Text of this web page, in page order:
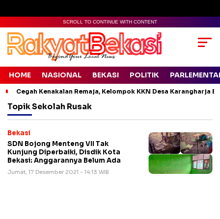
SCROLL TO CONTINUE WITH CONTENT
HOME NASIONAL BEKASI POLITIK
Cegah Kenakalan Remaja, Kelompok KKN Desa Karangharja
TopikSekolah Rusak
Bekasi
SDN Bojong Menteng VII Tak
Kunjung Diperbaiki, Disdik Kota
Bekasi: Anggarannya Belum Ada
Jumat, 17 Desember 2021 - 14:13 WIB